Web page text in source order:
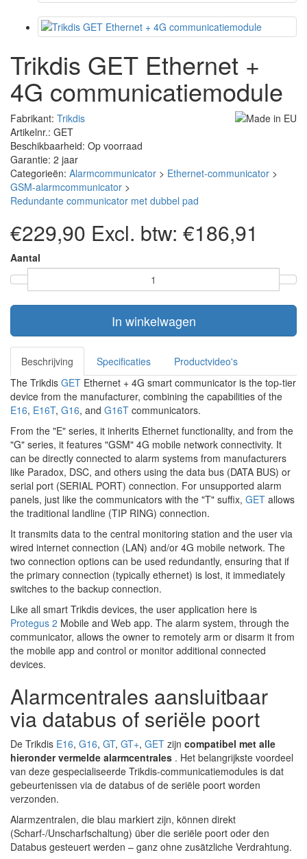
Trikdis GET Ethernet +
4G communicatiemodule
Fabrikant: Trikdis
Artikelnr.: GET
Beschikbaarheid: Op voorraad
Garantie: 2 jaar
Categorieën: Alarmcommunicator > Ethernet-communicator >
GSM-alarmcommunicator >
Redundante communicator met dubbel pad
€229,90 Excl. btw: €186,91
Aantal
In winkelwagen
Beschrijving Specificaties
Productvideo's
The Trikdis GET Ethernet + 4G smart communicator is the top-tier
device from the manufacturer, combining the capabilities of the
E16, E16T, G16, and G16T communicators.
From the "E" series, it inherits Ethernet functionality, and from the
"G" series, it features "GSM" 4G mobile network connectivity. It
can be directly connected to alarm systems from manufacturers
like Paradox, DSC, and others using the data bus (DATA BUS) or
serial port (SERIAL PORT) connection. For unsupported alarm
panels, just like the communicators with the "T" suffix, GET allows
the traditional landline (TIP RING) connection.
It transmits data to the central monitoring station and the user via
wired internet connection (LAN) and/or 4G mobile network. The
two connection options can be used redundantly, ensuring that if
the primary connection (typically ethernet) is lost, it immediately
switches to the backup connection.
Like all smart Trikdis devices, the user application here is
Protegus 2 Mobile and Web app. The alarm system, through the
communicator, allows the owner to remotely arm or disarm it from
the mobile app and control or monitor additional connected
devices.
Alarmcentrales aansluitbaar
via databus of seriële poort
De Trikdis E16, G16, GT, GT+, GET zijn compatibel met alle
hieronder vermelde alarmcentrales . Het belangrijkste voordeel
van deze gespecialiseerde Trikdis-communicatiemodules is dat
gebeurtenissen via de databus of de seriële poort worden
verzonden.
Alarmzentralen, die blau markiert zijn, können direkt
(Scharf-/Unscharfschaltung) über die seriële poort oder den
Databus gesteuert werden – ganz ohne zusätzliche Verdrahtung.